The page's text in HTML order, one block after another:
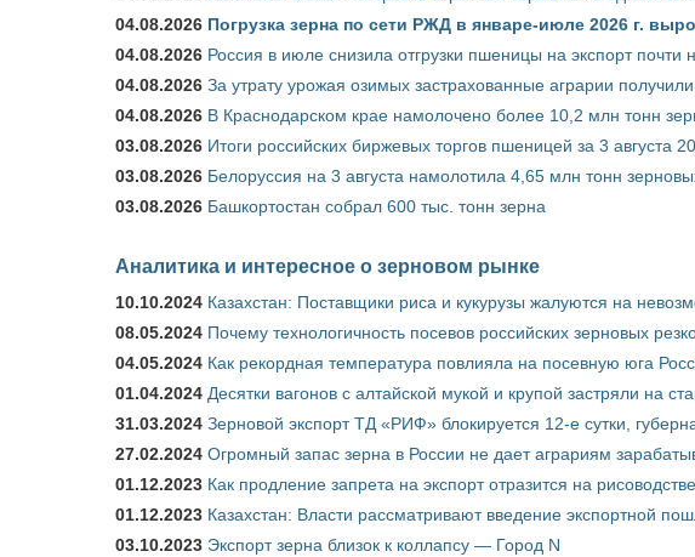
04.08.2026 Погрузка зерна по сети РЖД в январе-июле 2026 г.
04.08.2026 Россия в июле снизила отгрузки пшеницы на экспорт
04.08.2026 За утрату урожая озимых застрахованные аграрии
04.08.2026 В Краснодарском крае намолочено более 10,2 млн тонн
03.08.2026 Итоги российских биржевых торгов пшеницей за 3 августа
03.08.2026 Белоруссия на 3 августа намолотила 4,65 млн тонн
03.08.2026 Башкортостан собрал 600 тыс. тонн зерна
Аналитика и интересное о зерновом рынке
10.10.2024 Казахстан: Поставщики риса и кукурузы жалуются на
08.05.2024 Почему технологичность посевов российских зерновых
04.05.2024 Как рекордная температура повлияла на посевную юга
01.04.2024 Десятки вагонов с алтайской мукой и крупой застряли на
31.03.2024 Зерновой экспорт ТД «РИФ» блокируется 12-е сутки,
27.02.2024 Огромный запас зерна в России не дает аграриям
01.12.2023 Как продление запрета на экспорт отразится на
01.12.2023 Казахстан: Власти рассматривают введение экспортной
03.10.2023 Экспорт зерна близок к коллапсу — Город N